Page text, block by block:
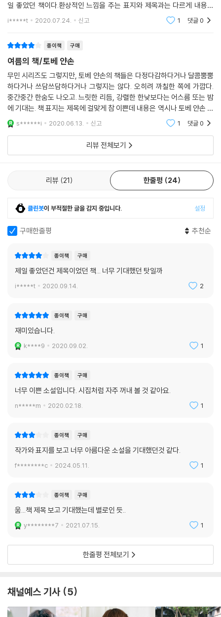
일 좋았던 책이다.환상적인 느낌을 주는 표지와 제목과는 다르게 내용은
기대했던 것보다는 소소, 쏘쏘.주로 할머니와 소피아의 소소한 에피소드들
i*****t 2020.07.24. 신고 1 댓글0
종이책 구매
여름의 책/토베 얀손
무민 시리즈도 그렇지만, 토베 얀손의 책들은 다정다감하다거나 달콤뿜뿜
하다거나 쓰담쓰담하다거나 그렇지는 않다. 오히려 까칠한 쪽에 가깝다.
중간중간 한숨도 나오고. 느릿한 리듬, 강렬한 한낮보다는 어스름 또는 밤
에 기대는. 책 표지는 제목에 걸맞게 참 이쁜데 내용은 역시나 토베 얀손 스
타일. 휴양지 데크 옆 테이블 위 칵테일 잔 옆에 놓이면 참 이쁠 것 같다. 유
튜브 영상을
s******i 2020.06.13. 신고 1 댓글0
리뷰 전체보기
리뷰 21 한줄평 24
클린봇이 부적절한 글을 감지 중입니다. 설정
구매한줄평 추천순
종이책 구매
제일 좋았던건 제목이었던 책... 너무 기대했던 탓일까
i*****t 2020.09.14. 2
종이책 구매
재미있습니다.
k****9 2020.09.02. 1
종이책 구매
너무 이쁜 소설입니다. 시집처럼 자주 꺼내 볼 것 같아요.
n*****m 2020.02.18. 1
종이책 구매
작가와 표지를 보고 너무 아름다운 소설을 기대했던것 같다.
f********c 2024.05.11. 1
종이책 구매
움...책 제목 보고 기대했는데 별로인 듯..
y********7 2021.07.15. 1
한줄평 전체보기
채널예스 기사 5